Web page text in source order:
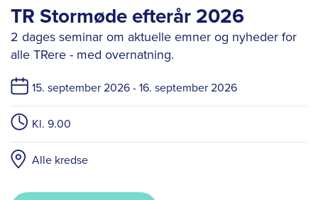
TR Stormøde efterår 2026
2 dages seminar om aktuelle emner og nyheder for
alle TRere - med overnatning.
15. september 2026 -16. september 2026
Kl. 9.00
Alle kredse